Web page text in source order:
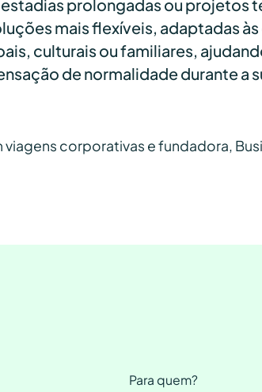
prolongadas ou projetos
mais flexíveis, adaptadas
culturais ou familiares,
de normalidade durante a
corporativas e fundadora,
Para quem?